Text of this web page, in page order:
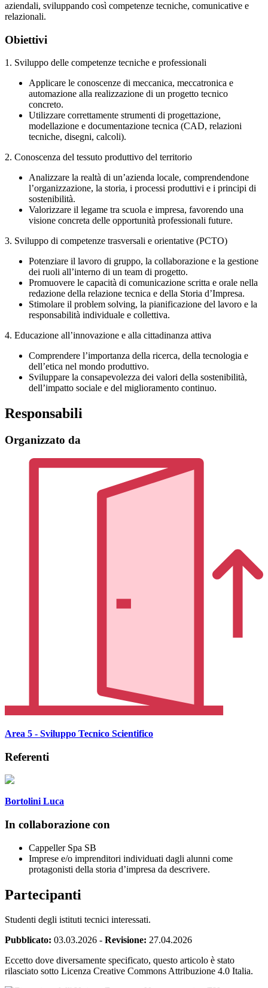
aziendali, sviluppando così competenze tecniche, comunicative e
relazionali.
Obiettivi
1. Sviluppo delle competenze tecniche e professionali
Applicare le conoscenze di meccanica, meccatronica e
automazione alla realizzazione di un progetto tecnico
concreto.
Utilizzare correttamente strumenti di progettazione,
modellazione e documentazione tecnica (CAD, relazioni
tecniche, disegni, calcoli).
2. Conoscenza del tessuto produttivo del territorio
Analizzare la realtà di un’azienda locale, comprendendone
l’organizzazione, la storia, i processi produttivi e i principi di
sostenibilità.
Valorizzare il legame tra scuola e impresa, favorendo una
visione concreta delle opportunità professionali future.
3. Sviluppo di competenze trasversali e orientative (PCTO)
Potenziare il lavoro di gruppo, la collaborazione e la gestione
dei ruoli all’interno di un team di progetto.
Promuovere le capacità di comunicazione scritta e orale nella
redazione della relazione tecnica e della Storia d’Impresa.
Stimolare il problem solving, la pianificazione del lavoro e la
responsabilità individuale e collettiva.
4. Educazione all’innovazione e alla cittadinanza attiva
Comprendere l’importanza della ricerca, della tecnologia e
dell’etica nel mondo produttivo.
Sviluppare la consapevolezza dei valori della sostenibilità,
dell’impatto sociale e del miglioramento continuo.
Responsabili
Organizzato da
Area 5 - Sviluppo Tecnico Scientifico
Referenti
Bortolini Luca
In collaborazione con
Cappeller Spa SB
Imprese e/o imprenditori individuati dagli alunni come
protagonisti della storia d’impresa da descrivere.
Partecipanti
Studenti degli istituti tecnici interessati.
Pubblicato: 03.03.2026 - Revisione: 27.04.2026
Eccetto dove diversamente specificato, questo articolo è stato
rilasciato sotto Licenza Creative Commons Attribuzione 4.0 Italia.